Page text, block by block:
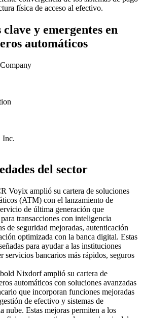
física de acceso al efectivo.
y emergentes en
automáticos
Inc.
del sector
Voyix amplió su cartera de soluciones
(ATM) con el lanzamiento de
de última generación que
transacciones con inteligencia
de seguridad mejoradas, autenticación
optimizada con la banca digital. Estas
para ayudar a las instituciones
servicios bancarios más rápidos, seguros
Nixdorf amplió su cartera de
automáticos con soluciones avanzadas
que incorporan funciones mejoradas
de efectivo y sistemas de
nube. Estas mejoras permiten a los